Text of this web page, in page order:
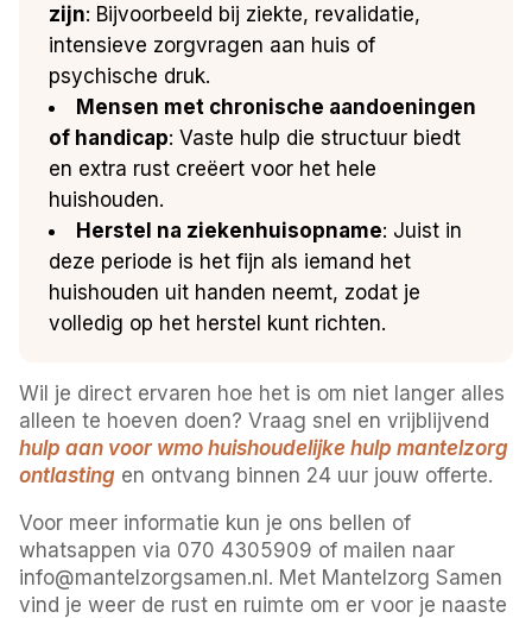
zijn: Bijvoorbeeld bij ziekte, revalidatie,
intensieve zorgvragen aan huis of
psychische druk.
Mensen met chronische aandoeningen
of handicap: Vaste hulp die structuur biedt
en extra rust creëert voor het hele
huishouden.
Herstel na ziekenhuisopname: Juist in
deze periode is het fijn als iemand het
huishouden uit handen neemt, zodat je
volledig op het herstel kunt richten.
Wil je direct ervaren hoe het is om niet langer alles
alleen te hoeven doen? Vraag snel en vrijblijvend
hulp aan voor wmo huishoudelijke hulp mantelzorg
ontlasting en ontvang binnen 24 uur jouw offerte.
Voor meer informatie kun je ons bellen of
whatsappen via 070 4305909 of mailen naar
info@mantelzorgsamen.nl. Met Mantelzorg Samen
vind je weer de rust en ruimte om er voor je naaste